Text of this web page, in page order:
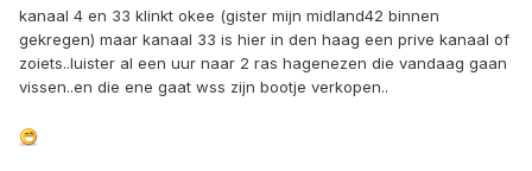
kanaal 4 en 33 klinkt okee (gister mijn midland42 binnen
gekregen) maar kanaal 33 is hier in den haag een prive kanaal of
zoiets..luister al een uur naar 2 ras hagenezen die vandaag gaan
vissen..en die ene gaat wss zijn bootje verkopen..